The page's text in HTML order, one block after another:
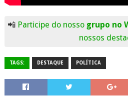
📲 Participe do nosso grupo no
nossos
TAGS: DESTAQUE POLÍTICA